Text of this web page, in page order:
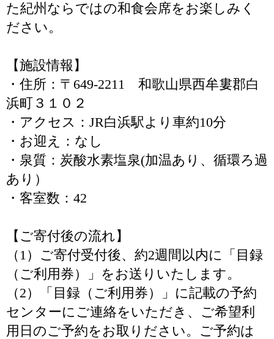
た紀州ならではの和食会席をお楽しみく
ださい。
【施設情報】
・住所：〒649-2211 和歌山県西牟婁郡白
浜町３１０２
・アクセス：JR白浜駅より車約10分
・お迎え：なし
・泉質：炭酸水素塩泉(加温あり、循環ろ過
あり）
・客室数：42
【ご寄付後の流れ】
（1）ご寄付受付後、約2週間以内に「目録
（ご利用券）」をお送りいたします。
（2）「目録（ご利用券）」に記載の予約
センターにご連絡をいただき、ご希望利
用日のご予約をお取りださい。ご予約は